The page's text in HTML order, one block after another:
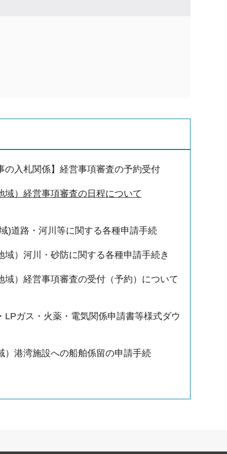
の入札関係】経営事項審査の予約受付
域）経営事項審査の日程について
)道路・河川等に関する各種申請手続
域）河川・砂防に関する各種申請手続き
域）経営事項審査の受付（予約）について
LPガス・火薬・電気関係申請書等様式ダウ
）港湾施設への船舶係留の申請手続